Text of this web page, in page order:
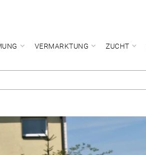
VERMARKTUNG ZUCHT